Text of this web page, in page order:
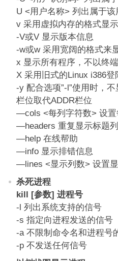
U <用户名称> 列出属于
v 采用虚拟内存的格式显
-V或V 显示版本信息
-w或w 采用宽阔的格式来
x 显示所有程序，不以终
X 采用旧式的Linux i386
-y 配合选项”-l”使用时，
栏位取代ADDR栏位
—cols <每列字符数> 设置
—headers 重复显示标题列
—help 在线帮助
—info 显示排错信息
—lines <显示列数> 设置
杀死进程
kill [参数] 进程号
-l 列出系统支持的信号
-s 指定向进程发送的信号
-a 不限制命令名和进程号
-p 不发送任何信号